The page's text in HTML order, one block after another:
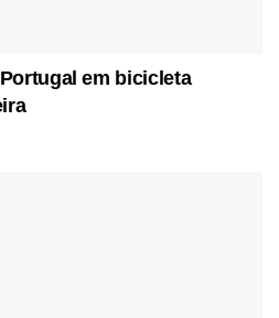
em bicicleta